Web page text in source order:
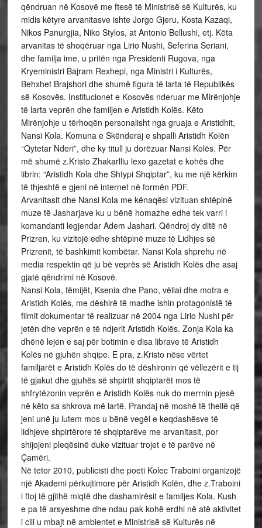
qëndruan në Kosovë me ftesë të Ministrisë së Kulturës, ku
midis këtyre arvanitasve ishte Jorgo Gjeru, Kosta Kazaqi,
Nikos Panurgjia, Niko Stylos, at Antonio Bellushi, etj. Këta
arvanitas të shoqëruar nga Lirio Nushi, Seferina Seriani,
dhe familja ime, u pritën nga Presidenti Rugova, nga
Kryeministri Bajram Rexhepi, nga Ministri i Kulturës,
Behxhet Brajshori dhe shumë figura të larta të Republikës
së Kosovës. Institucionet e Kosovës nderuar me Mirënjohje
të larta veprën dhe familjen e Aristidh Kolës. Këto
Mirënjohje u tërhoqën personalisht nga gruaja e Aristidhit,
Nansi Kola. Komuna e Skënderaj e shpalli Aristidh Kolën
“Qytetar Nderi”, dhe ky titull ju dorëzuar Nansi Kolës. Për
më shumë z.Kristo Zhakarlliu lexo gazetat e kohës dhe
librin: “Aristidh Kola dhe Shtypi Shqiptar”, ku me një kërkim
të thjeshtë e gjeni në internet në formën PDF.
Arvanitasit dhe Nansi Kola me kënaqësi vizituan shtëpinë
muze të Jasharjave ku u bënë homazhe edhe tek varri i
komandanti legjendar Adem Jashari. Qëndroj dy ditë në
Prizren, ku vizitojë edhe shtëpinë muze të Lidhjes së
Prizrenit, të bashkimit kombëtar. Nansi Kola shprehu në
media respektin që ju bë veprës së Aristidh Kolës dhe asaj
gjatë qëndrimi në Kosovë.
Nansi Kola, fëmijët, Ksenia dhe Pano, vëllai dhe motra e
Aristidh Kolës, me dëshirë të madhe ishin protagonistë të
filmit dokumentar të realizuar në 2004 nga Lirio Nushi për
jetën dhe veprën e të ndjerit Aristidh Kolës. Zonja Kola ka
dhënë lejen e saj për botimin e disa librave të Aristidh
Kolës në gjuhën shqipe. E pra, z.Kristo nëse vërtet
familjarët e Aristidh Kolës do të dëshironin që vëllezërit e tij
të gjakut dhe gjuhës së shpirtit shqiptarët mos të
shfrytëzonin veprën e Aristidh Kolës nuk do merrnin pjesë
në këto sa shkrova më lartë. Prandaj në moshë të thellë që
jeni unë ju lutem mos u bënë vegël e keqdashësve të
lidhjeve shpirtërore të shqiptarëve me arvanitasit, por
shijojeni pleqësinë duke vizituar trojet e të parëve në
Çamëri.
Në tetor 2010, publicisti dhe poeti Kolec Traboini organizojë
një Akademi përkujtimore për Aristidh Kolën, dhe z.Traboini
i ftoj të gjithë miqtë dhe dashamirësit e familjes Kola. Kush
e pa të arsyeshme dhe ndau pak kohë erdhi në atë aktivitet
i cili u mbajt në ambientet e Ministrisë së Kulturës në